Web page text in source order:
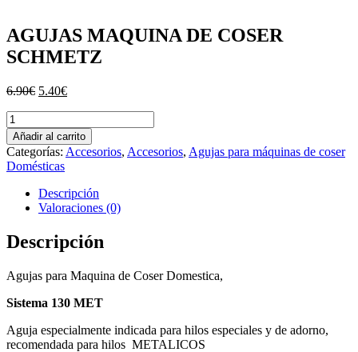
AGUJAS MAQUINA DE COSER
SCHMETZ
6.90€ El
era:
6.90€.
5.40€El
es:
5.40€.
AGUJAS
MAQUINA
DE
COSER
SCHMETZ
cantidad
Añadir al carrito
Categorías: Accesorios, Accesorios, Agujas para máquinas de coser
Domésticas
Descripción
Valoraciones (0)
Descripción
Agujas para Maquina de Coser Domestica,
Sistema 130 MET
Aguja especialmente indicada para hilos especiales y de adorno,
recomendada para hilos METALICOS